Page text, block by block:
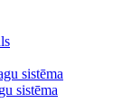
sistēma
sistēma